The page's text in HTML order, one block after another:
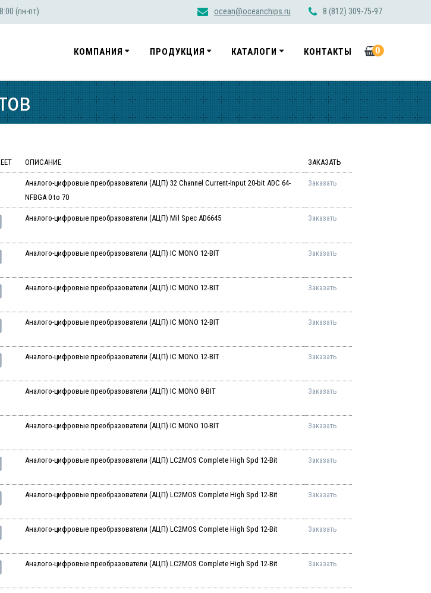
(пн-пт) ocean@oceanchips.ru 8 (812) 309-75-97
КОМПАНИЯ ПРОДУКЦИЯ КАТАЛОГИ КОНТАКТЫ 0
ОПИСАНИЕ ЗАКАЗАТЬ
Аналого-цифровые преобразователи (АЦП) 32 Channel Current-Input 20-bit ADC 64-
NFBGA 0 to 70
Заказать
Аналого-цифровые преобразователи (АЦП) Mil Spec AD6645 Заказать
Аналого-цифровые преобразователи (АЦП) IC MONO 12-BIT Заказать
Аналого-цифровые преобразователи (АЦП) IC MONO 12-BIT Заказать
Аналого-цифровые преобразователи (АЦП) IC MONO 12-BIT Заказать
Аналого-цифровые преобразователи (АЦП) IC MONO 12-BIT Заказать
Аналого-цифровые преобразователи (АЦП) IC MONO 8-BIT Заказать
Аналого-цифровые преобразователи (АЦП) IC MONO 10-BIT Заказать
Аналого-цифровые преобразователи (АЦП) LC2MOS Complete High Spd 12-Bit Заказать
Аналого-цифровые преобразователи (АЦП) LC2MOS Complete High Spd 12-Bit Заказать
Аналого-цифровые преобразователи (АЦП) LC2MOS Complete High Spd 12-Bit Заказать
Аналого-цифровые преобразователи (АЦП) LC2MOS Complete High Spd 12-Bit Заказать